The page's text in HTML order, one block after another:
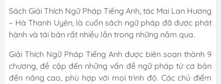
Sách Giải Thích Ngữ Pháp Tiếng Anh, tác Mai Lan Hương
– Hà Thanh Uyên, là cuốn sách ngữ pháp đã được phát
hành và tái bản rất nhiều lần trong những năm qua.
Giải Thích Ngữ Pháp Tiếng Anh được biên soạn thành 9
chương, đề cập đến những vấn đề ngữ pháp từ cơ bản
đến nâng cao, phù hợp với mọi trình độ. Các chủ điểm